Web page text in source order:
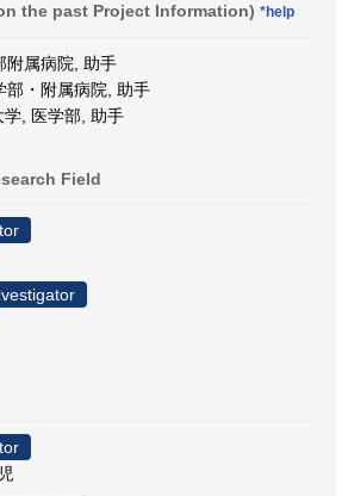
the past Project Information) *help
附属病院, 助手
部・附属病院, 助手
, 医学部, 助手
Field